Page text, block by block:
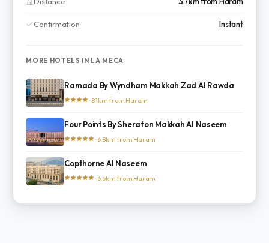
Confirmation Instant
MORE HOTELS IN LA MECA
Ramada By Wyndham Makkah Zad Al Rawda
· 8.1km from Haram
Four Points By Sheraton Makkah Al Naseem
· 6.8km from Haram
Copthorne Al Naseem
· 6.6km from Haram